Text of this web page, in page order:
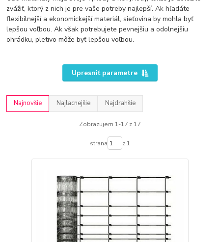
zvážiť, ktorý z nich je pre vaše potreby najlepší. Ak hľadáte
flexibilnejší a ekonomickejší materiál, sieťovina by mohla byť
lepšou voľbou. Ak však potrebujete pevnejšiu a odolnejšiu
ohrádku, pletivo môže byť lepšou voľbou.
Upresniť parametre
Najnovšie Najlacnejšie Najdrahšie
Zobrazujem 1-17 z 17
strana z 1